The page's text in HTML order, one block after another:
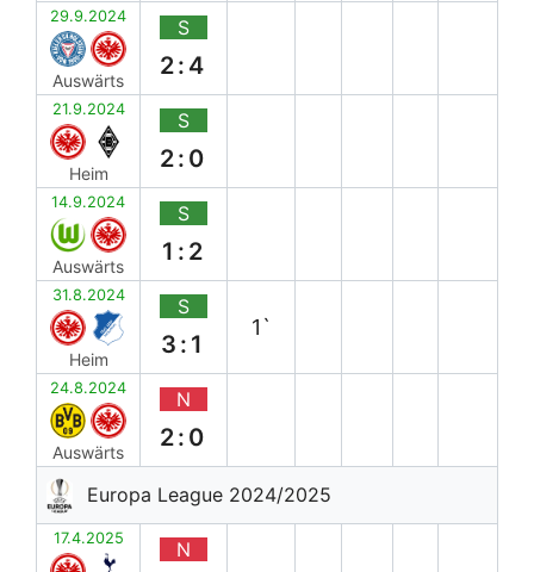
29.9.2024
Auswärts
S
2:4
21.9.2024
Heim
S
2:0
14.9.2024
Auswärts
S
1:2
31.8.2024
Heim
S
3:1
1`
24.8.2024
Auswärts
N
2:0
Europa League 2024/2025
17.4.2025 N